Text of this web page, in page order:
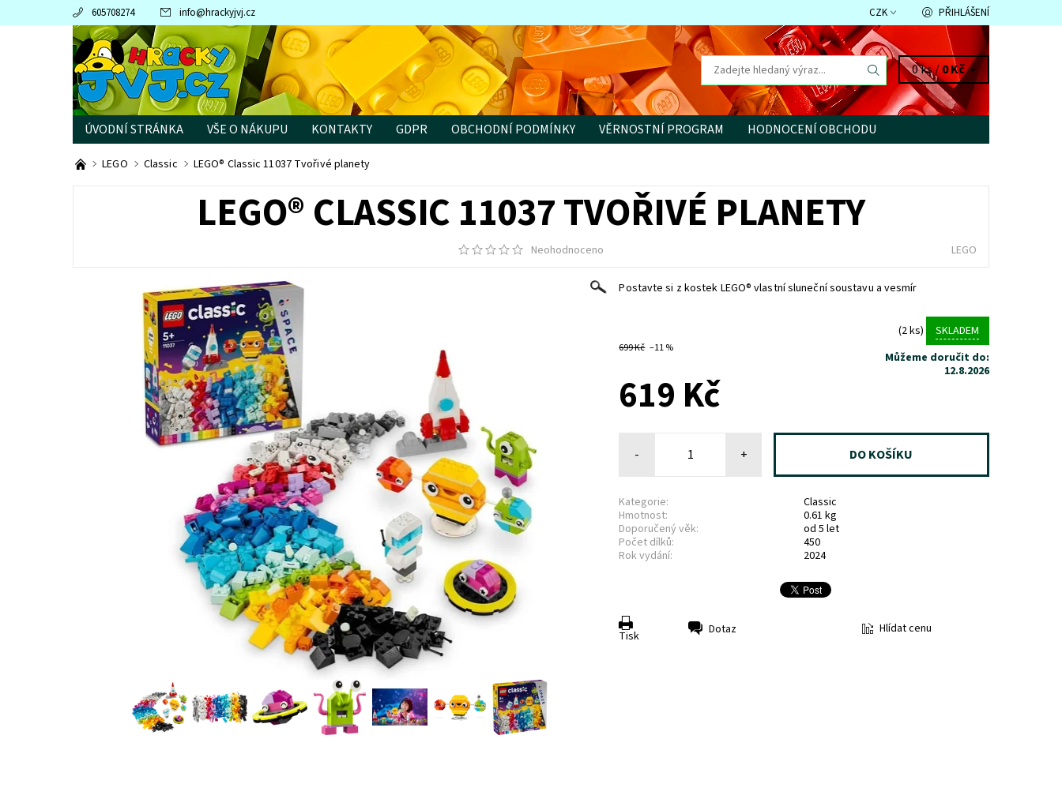
605708274 info@hrackyjvj.cz CZK PŘIHLÁŠENÍ
0 ks /0 Kč
ÚVODNÍ STRÁNKA VŠE O NÁKUPU KONTAKTY GDPR OBCHODNÍ PODMÍNKY VĚRNOSTNÍ PROGRAM
HODNOCENÍ OBCHODU
PRODÁVANÉ ZNAČKY
LEGO Classic LEGO® Classic 11037 Tvořivé planety
LEGO® CLASSIC 11037 TVOŘIVÉ PLANETY
Neohodnoceno LEGO
Postavte si z kostek LEGO® vlastní sluneční soustavu a vesmír
699 Kč –11 %
(2 ks)
SKLADEM
Můžeme doručit do:
12.8.2026
619 Kč
- +
Kategorie:
Classic
Hmotnost:
0.61 kg
Doporučený věk:
od 5 let
Počet dílků:
450
Rok vydání:
2024
Tisk Dotaz Hlídat cenu